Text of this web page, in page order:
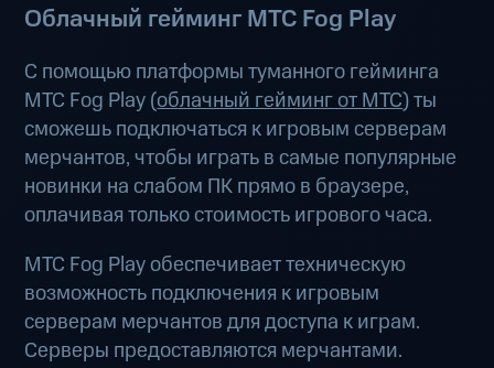
Облачный гейминг МТС Fog Play
С помощью платформы туманного гейминга
МТС Fog Play (облачный гейминг от МТС) ты
сможешь подключаться к игровым серверам
мерчантов, чтобы играть в самые популярные
новинки на слабом ПК прямо в браузере,
оплачивая только стоимость игрового часа.
МТС Fog Play обеспечивает техническую
возможность подключения к игровым
серверам мерчантов для доступа к играм.
Серверы предоставляются мерчантами.